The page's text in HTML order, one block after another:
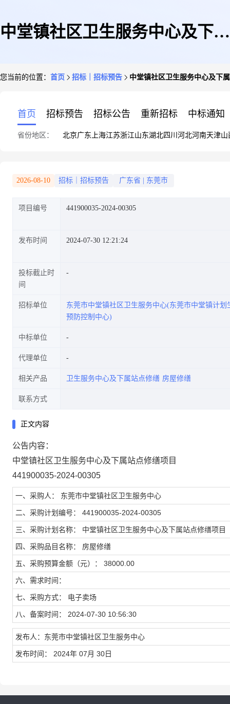
中堂镇社区卫生服务中心及下属
您当前的位置： 首页 招标｜招标预告 中堂镇社区卫生服务中心及下
首页 招标预告 招标公告 重新招标 中标通知
省份地区： 北京广东 上海江苏浙江山东湖北四川 河北河南天津山
2026-08-10 招标｜招标预告 广东省 东莞市
项目编号 441900035-2024-00305
发布时间 2024-07-30 12:21:24
投标截止时
间
招标单位
东莞市中堂镇社区卫生服务中心(东莞市中堂镇计
预防控制中心)
中标单位
代理单位
相关产品 卫生服务中心及下属站点修缮 房屋修缮
联系方式
正文内容
公告内容：
中堂镇社区卫生服务中心及下属站点修缮项目
441900035-2024-00305
一、采购人： 东莞市中堂镇社区卫生服务中心
二、采购计划编号： 441900035-2024-00305
三、采购计划名称： 中堂镇社区卫生服务中心及下属站点修缮项目
四、采购品目名称： 房屋修缮
五、采购预算金额（元）： 38000.00
六、需求时间：
七、采购方式： 电子卖场
八、备案时间： 2024-07-30 10:56:30
发布人：东莞市中堂镇社区卫生服务中心
发布时间： 2024年 07月 30日